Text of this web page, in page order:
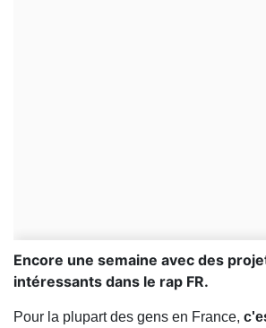
Encore une semaine avec des
intéressants dans le rap FR.
Pour la plupart des gens en France,